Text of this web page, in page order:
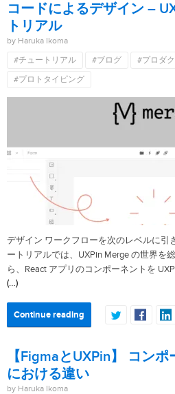
コードによるデザイン –
トリアル
by Haruka Ikoma
#チュートリアル
#ブログ
#プロダ
#プロトタイピング
デザイン ワークフローを次のレベルに引
ートリアルでは、UXPin Merge の世界を
ら、React アプリのコンポーネントを
(…)
Continue reading
【FigmaとUXPin】 コン
における違い
by Haruka Ikoma